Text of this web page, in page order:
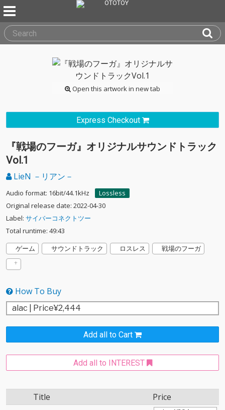
Open this artwork in new tab
Express Checkout
『戦場のフーガ』オリジナルサウンドトラック
Vol.1
LieN －リアン－
Audio format: 16bit/44.1kHz
Lossless
Original release date: 2022-04-30
Label: サイバーコネクトツー
Total runtime: 49:43
ゲーム
サウンドトラック ロスレス 戦場のフーガ
How To Buy
Add all to Cart
Add all to INTEREST
Title Price